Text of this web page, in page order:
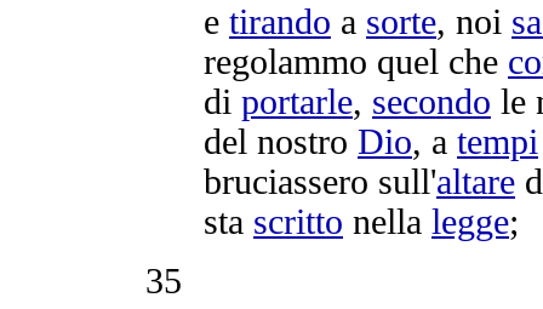
e tirando a sorte, noi
regolammo quel che
di portarle, secondo le
del nostro Dio, a tempi
bruciassero sull'altare
sta scritto nella legge;
35